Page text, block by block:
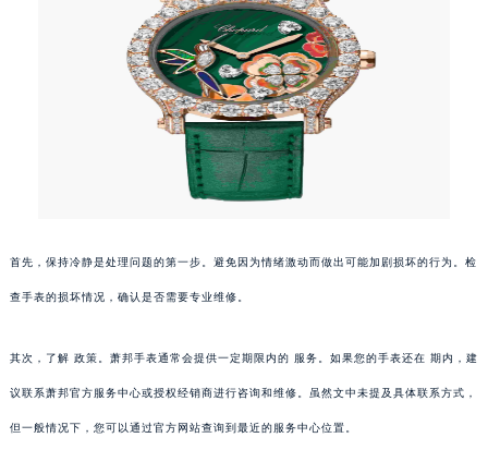
首先，保持冷静是处理问题的第一步。避免因为情绪激动而做出可能加剧损坏的行为。检
查手表的损坏情况，确认是否需要专业维修。
其次，了解 政策。萧邦手表通常会提供一定期限内的 服务。如果您的手表还在 期内，建
议联系萧邦官方服务中心或授权经销商进行咨询和维修。虽然文中未提及具体联系方式，
但一般情况下，您可以通过官方网站查询到最近的服务中心位置。